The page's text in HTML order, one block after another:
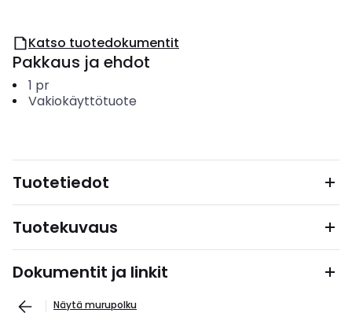
Katso tuotedokumentit
Pakkaus ja ehdot
1 pr
Vakiokäyttötuote
Tuotetiedot
Tuotekuvaus
Dokumentit ja linkit
Näytä murupolku